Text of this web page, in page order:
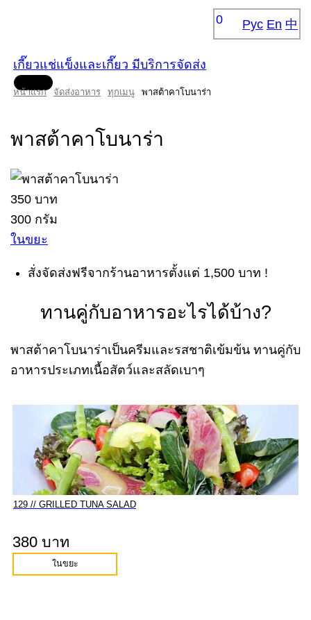
0 Рус En 中
เกี๊ยวแช่แข็งและเกี๊ยว มีบริการจัดส่ง
หน้าแรก จัดส่งอาหาร ทุกเมนู พาสต้าคาโบนาร่า
พาสต้าคาโบนาร่า
350 บาท
300 กรัม
ในขยะ
สั่งจัดส่งฟรีจากร้านอาหารตั้งแต่ 1,500 บาท !
ทานคู่กับอาหารอะไรได้บ้าง?
พาสต้าคาโบนาร่าเป็นครีมและรสชาติเข้มข้น ทานคู่กับ
อาหารประเภทเนื้อสัตว์และสลัดเบาๆ
129 // GRILLED TUNA SALAD
380 บาท
ในขยะ